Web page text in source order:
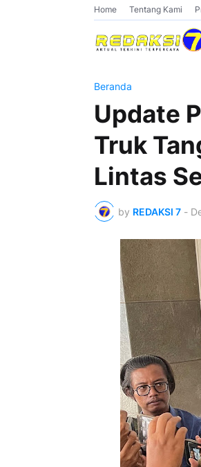
Home Tentang Kami
Beranda
Update
Truk
Lintas
by REDAKSI 7 -